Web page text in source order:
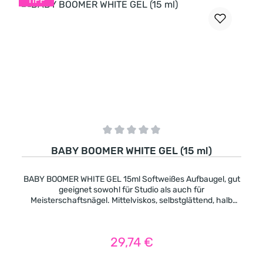
Durchschnittliche Bewertung von 0 von 5 Sternen
BABY BOOMER WHITE GEL (15 ml)
BABY BOOMER WHITE GEL 15ml Softweißes Aufbaugel, gut
geeignet sowohl für Studio als auch für
Meisterschaftsnägel. Mittelviskos, selbstglättend, halb
Regulärer Preis:
29,74 €